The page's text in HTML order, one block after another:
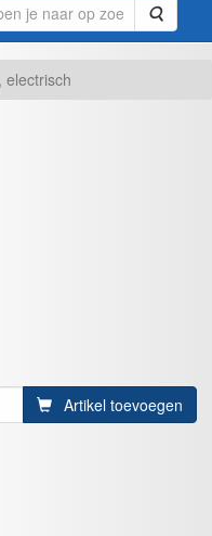
Zoeken
electrisch
Artikel toevoegen